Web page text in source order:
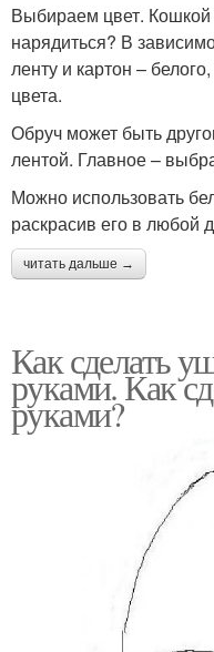
Выбираем цвет. Кошкой
нарядиться? В
ленту и картон –
цвета.
Обруч может быть
лентой. Главное –
Можно использовать
раскрасив его в любой
читать дальше →
Как сделать
руками. Как
руками?